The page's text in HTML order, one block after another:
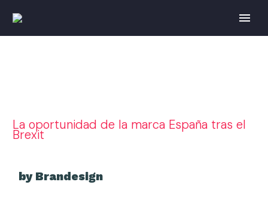
La oportunidad de la marca España tras el
Brexit
by Brandesign